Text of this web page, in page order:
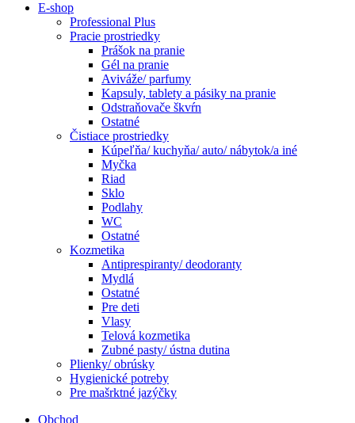
E-shop
Professional Plus
Pracie prostriedky
Prášok na pranie
Gél na pranie
Aviváže/ parfumy
Kapsuly, tablety a pásiky na pranie
Odstraňovače škvŕn
Ostatné
Čistiace prostriedky
Kúpeľňa/ kuchyňa/ auto/ nábytok/a iné
Myčka
Riad
Sklo
Podlahy
WC
Ostatné
Kozmetika
Antiprespiranty/ deodoranty
Mydlá
Ostatné
Pre deti
Vlasy
Telová kozmetika
Zubné pasty/ ústna dutina
Plienky/ obrúsky
Hygienické potreby
Pre mašrktné jazýčky
Obchod